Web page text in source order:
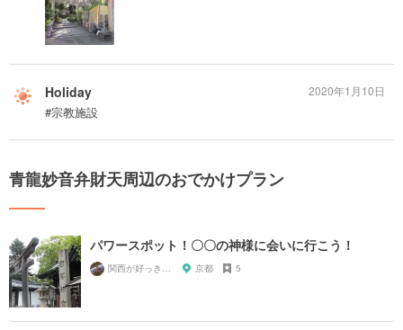
Holiday
#宗教施設
2020年1月10日
青龍妙音弁財天周辺のおでかけプラン
パワースポット！〇〇の神様に会いに行こう！
関西が好っきゃねん 京都 5